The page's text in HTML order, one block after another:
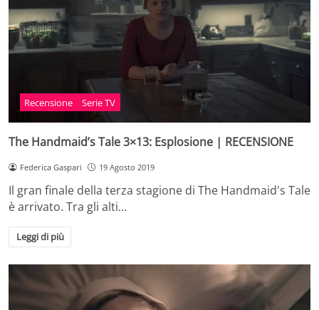
Recensione Serie TV
The Handmaid’s Tale 3×13: Esplosione | RECENSIONE
Federica Gaspari 19 Agosto 2019
Il gran finale della terza stagione di The Handmaid's Tale
è arrivato. Tra gli alti…
Leggi di più